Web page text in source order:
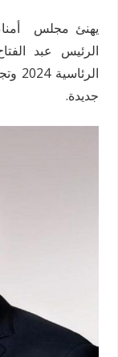
يهنئ مجلس
الرئيس عبد
جديدة.